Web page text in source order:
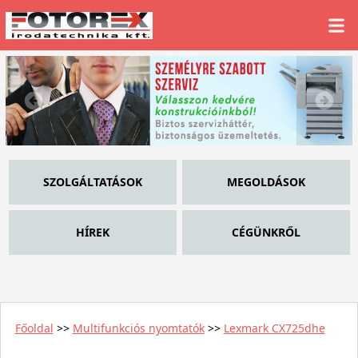
SZOLGÁLTATÁSOK MEGOLDÁSOK
HÍREK CÉGÜNKRŐL
Főoldal >> Multifunkciós nyomtatók>> Lexmark CX725dhe